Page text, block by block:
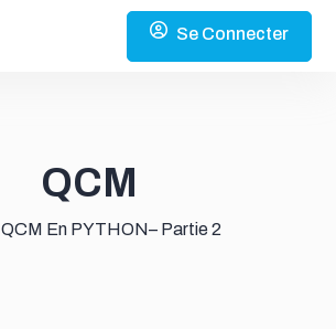
Se Connecter
QCM
QCM En PYTHON– Partie 2